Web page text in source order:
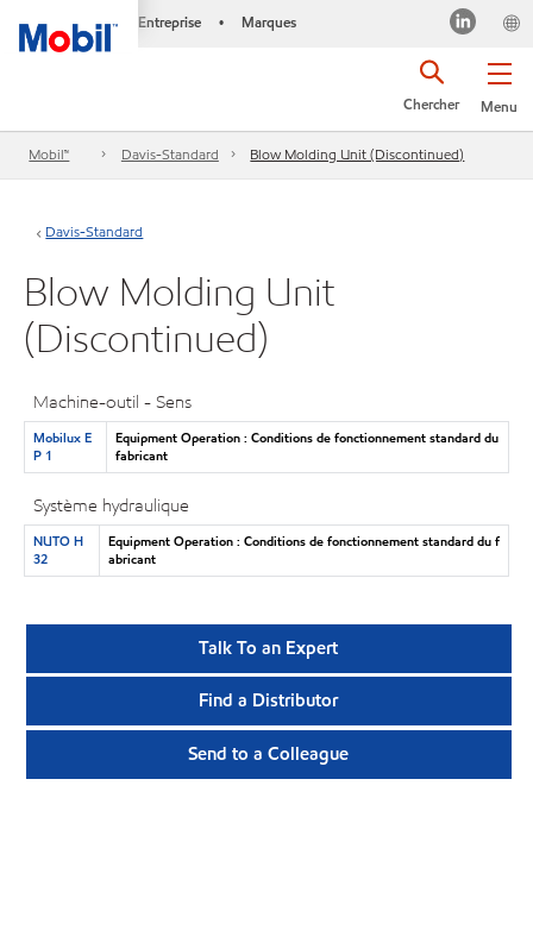
Entreprise • Marques
Menu
Chercher
Mobil™ Davis-Standard Blow Molding Unit (Discontinued)
Davis-Standard
Blow Molding Unit
(Discontinued)
Machine-outil - Sens
Mobilux E
P 1
Equipment Operation : Conditions de fonctionnement standard du
fabricant
Système hydraulique
NUTO H
32
Equipment Operation : Conditions de fonctionnement standard du f
abricant
Talk To an Expert
Find a Distributor
Send to a Colleague